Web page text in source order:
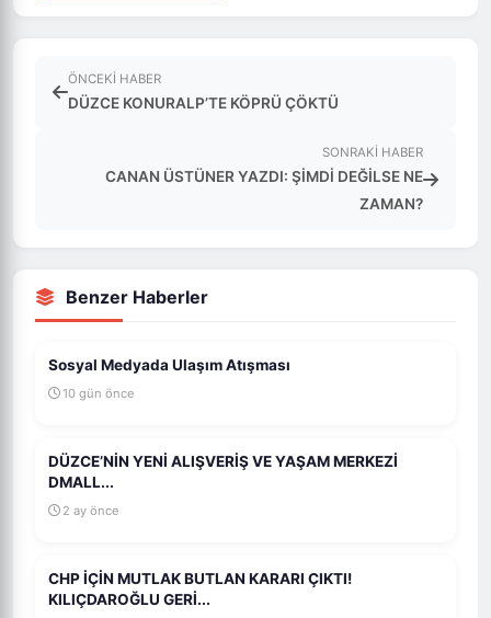
ÖNCEKI HABER
DÜZCE KONURALP’TE KÖPRÜ ÇÖKTÜ
SONRAKI HABER
CANAN ÜSTÜNER YAZDI: ŞİMDİ DEĞİLSE NE
ZAMAN?
Benzer Haberler
Sosyal Medyada Ulaşım Atışması
10 gün önce
DÜZCE’NİN YENİ ALIŞVERİŞ VE YAŞAM MERKEZİ
DMALL...
2 ay önce
CHP İÇİN MUTLAK BUTLAN KARARI ÇIKTI!
KILIÇDAROĞLU GERİ...